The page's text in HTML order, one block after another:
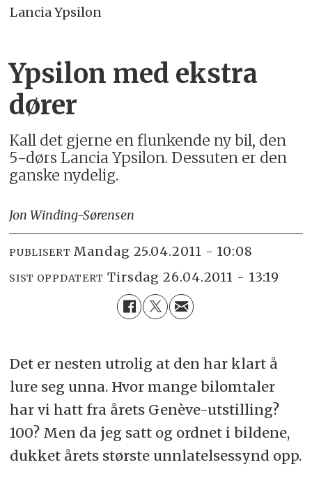
Lancia Ypsilon
Ypsilon med ekstra
dører
Kall det gjerne en flunkende ny bil, den
5-dørs Lancia Ypsilon. Dessuten er den
ganske nydelig.
Jon Winding-Sørensen
PUBLISERT mandag 25.04.2011 - 10:08
SIST OPPDATERT tirsdag 26.04.2011 - 13:19
Det er nesten utrolig at den har klart å
lure seg unna. Hvor mange bilomtaler
har vi hatt fra årets Genève-utstilling?
100? Men da jeg satt og ordnet i bildene,
dukket årets største unnlatelsessynd opp.